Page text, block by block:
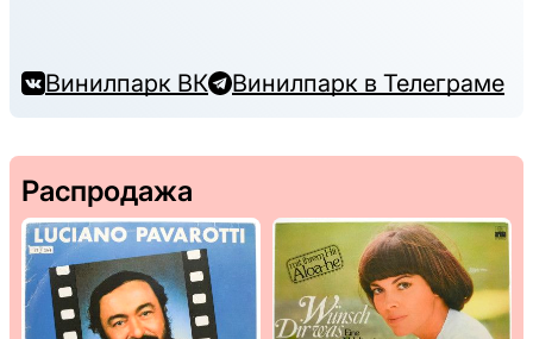
Винилпарк ВК Винилпарк в Телеграме
Распродажа